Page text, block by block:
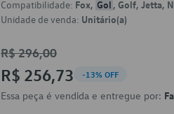
Compatibilidade: Fox, Gol , Golf, Jetta,
Unidade de venda: Unitário(a)
R$ 296,00
R$ 256,73 -13% OFF
Essa peça é vendida e entregue por: